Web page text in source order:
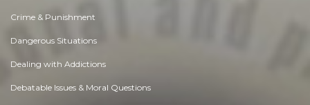
Crime & Punishment
Dangerous Situations
Dealing with Addictions
Debatable Issues & Moral Questions